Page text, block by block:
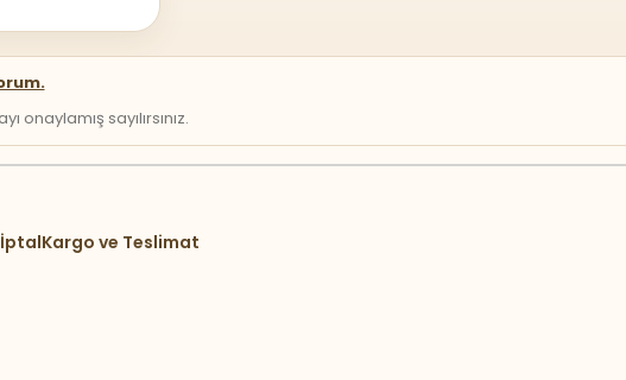
sayılırsınız.
Kargo ve Teslimat